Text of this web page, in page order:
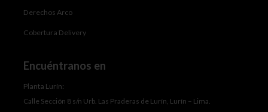
Derechos Arco
Cobertura Delivery
Encuéntranos en
Planta Lurín:
Calle Sección 8 s/n Urb. Las Praderas de Lurín, Lurín – Lima.